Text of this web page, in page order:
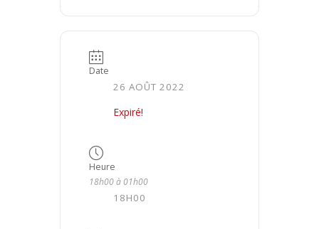
Date
26 AOÛT 2022
Expiré!
Heure
18h00 à 01h00
18H00